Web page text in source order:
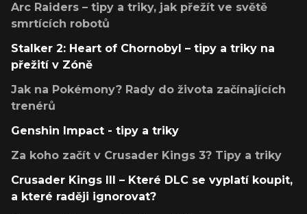
Arc Raiders – tipy a triky, jak přežít ve světě
smrtících robotů
Stalker 2: Heart of Chornobyl – tipy a triky na
přežití v Zóně
Jak na Pokémony? Rady do života začínajících
trenérů
Genshin Impact - tipy a triky
Za koho začít v Crusader Kings 3? Tipy a triky
Crusader Kings III – Které DLC se vyplatí koupit,
a které raději ignorovat?